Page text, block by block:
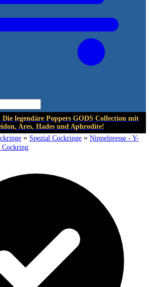
legendäre Poppers GODS Collection mit
Ares, Hades und Aphrodite!
» Spezial Cockringe » Nippelpresse - Y-
Cockring